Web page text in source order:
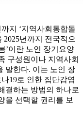
지 ‘지역사회통합돌
2025년까지 전국적으
’이란 노인 장기요양
구성원이나 지역사회
말한다. 이는 노인 장
19로 인한 집단감염
결하는 방법의 하나로
을 선택할 권리를 보